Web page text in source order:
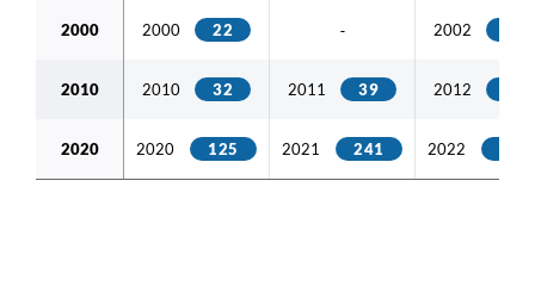
2000 2000 22 - 2002
2010 2010 32 2011 39 2012
2020 2020 125 2021 241 2022